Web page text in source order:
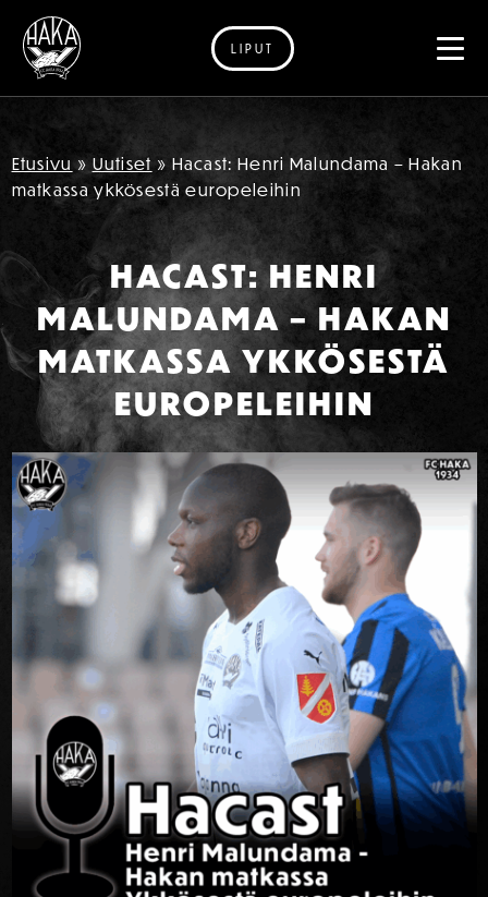
Siirry sisältöön
LIPUT
Etusivu » Uutiset » Hacast: Henri Malundama – Hakan
matkassa ykkösestä europeleihin
HACAST: HENRI
MALUNDAMA – HAKAN
MATKASSA YKKÖSESTÄ
EUROPELEIHIN